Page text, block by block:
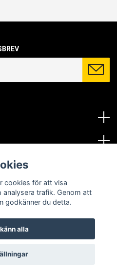
All rights reserved.
cookies för att visa
analysera trafik. Genom att
godkänner du detta.
alla